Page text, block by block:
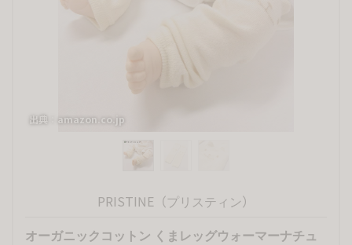
出典：amazon.co.jp
PRISTINE（プリスティン）
オーガニックコットン くまレッグウォーマーナチュ